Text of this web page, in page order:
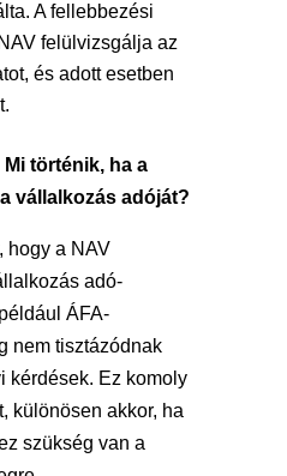
A fellebbezési
felülvizsgálja az
és adott esetben
történik, ha a
vállalkozás adóját?
hogy a NAV
adó-
ÁFA-
nem tisztázódnak
kérdések. Ez komoly
különösen akkor, ha
szükség van a